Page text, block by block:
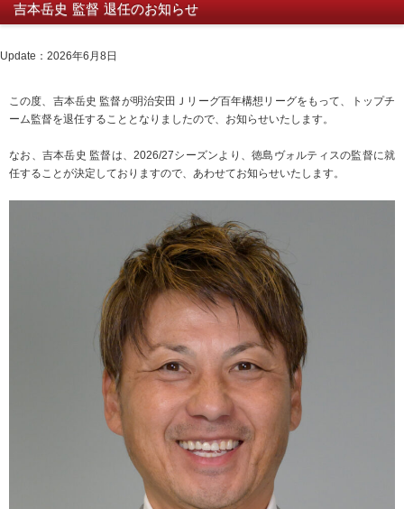
吉本岳史 監督 退任のお知らせ
Update：2026年6月8日
この度、吉本岳史 監督が明治安田Ｊリーグ百年構想リーグをもって、トップチ
ーム監督を退任することとなりましたので、お知らせいたします。
なお、吉本岳史 監督は、2026/27シーズンより、徳島ヴォルティスの監督に就
任することが決定しておりますので、あわせてお知らせいたします。